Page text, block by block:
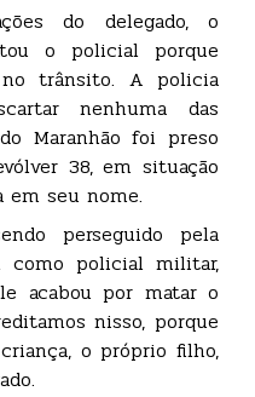
do delegado, o
o policial porque
no trânsito. A policia
nenhuma das
Maranhão foi preso
38, em situação
em seu nome.
perseguido pela
como policial militar,
acabou por matar o
nisso, porque
o próprio filho,